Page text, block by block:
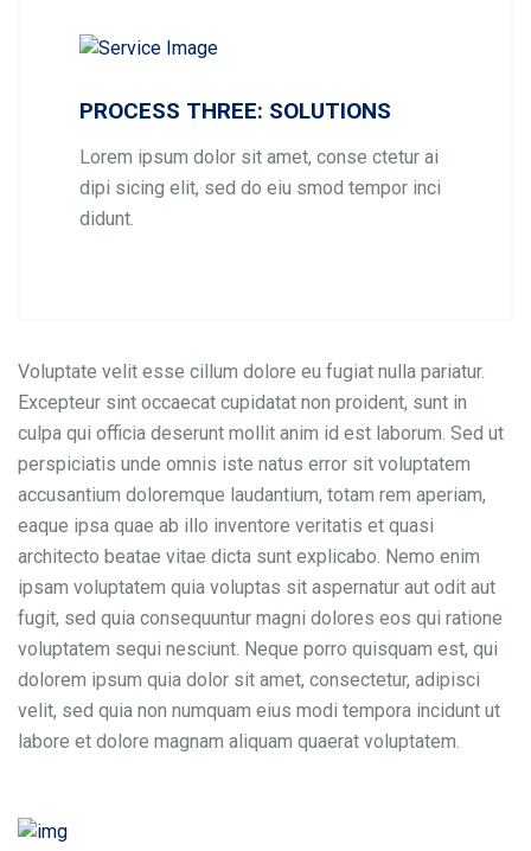
PROCESS THREE: SOLUTIONS
Lorem ipsum dolor sit amet, conse ctetur ai
dipi sicing elit, sed do eiu smod tempor inci
didunt.
Voluptate velit esse cillum dolore eu fugiat nulla pariatur.
Excepteur sint occaecat cupidatat non proident, sunt in
culpa qui officia deserunt mollit anim id est laborum. Sed ut
perspiciatis unde omnis iste natus error sit voluptatem
accusantium doloremque laudantium, totam rem aperiam,
eaque ipsa quae ab illo inventore veritatis et quasi
architecto beatae vitae dicta sunt explicabo. Nemo enim
ipsam voluptatem quia voluptas sit aspernatur aut odit aut
fugit, sed quia consequuntur magni dolores eos qui ratione
voluptatem sequi nesciunt. Neque porro quisquam est, qui
dolorem ipsum quia dolor sit amet, consectetur, adipisci
velit, sed quia non numquam eius modi tempora incidunt ut
labore et dolore magnam aliquam quaerat voluptatem.